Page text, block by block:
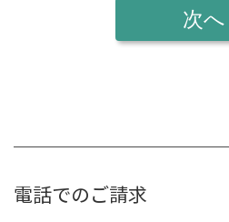
電話でのご請求